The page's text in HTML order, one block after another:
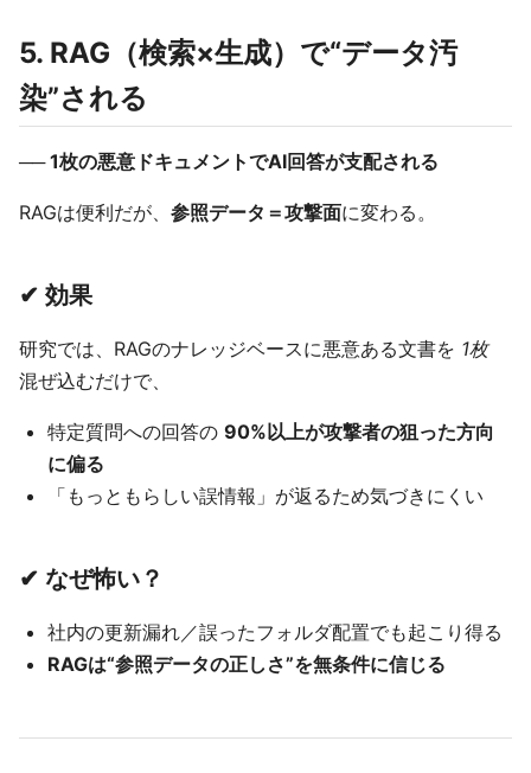
5. RAG（検索×生成）で“データ汚
染”される
── 1枚の悪意ドキュメントでAI回答が支配される
RAGは便利だが、 参照データ＝攻撃面に変わる。
✔ 効果
研究では、RAGのナレッジベースに悪意ある文書を 1枚
混ぜ込むだけで、
特定質問への回答の 90%以上が攻撃者の狙った方向
に偏る
「もっともらしい誤情報」が返るため気づきにくい
✔ なぜ怖い？
社内の更新漏れ／誤ったフォルダ配置でも起こり得る
RAGは“参照データの正しさ”を無条件に信じる